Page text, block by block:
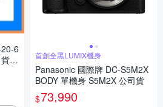
6
)
首創全黑LUMIX機身
Panasonic 國際牌 DC-S5M2X
BODY 單機身 S5M2X 公司貨
$73,990